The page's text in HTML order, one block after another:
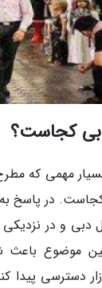
کجاست؟
مهمی که
کجاست. در پاسخ
دبی و در
موضوع باعث
دسترسی پیدا